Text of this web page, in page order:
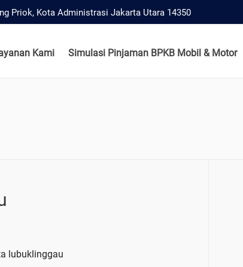
Priok, Kota Administrasi Jakarta Utara 14350
Kami Simulasi Pinjaman BPKB Mobil & Motor